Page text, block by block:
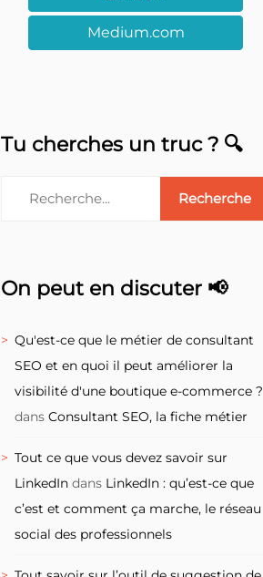
Medium.com
Tu cherches un truc ? 🔍
On peut en discuter 📢
Qu'est-ce que le métier de consultant
SEO et en quoi il peut améliorer la
visibilité d'une boutique e-commerce ?
dansConsultant SEO, la fiche métier
Tout ce que vous devez savoir sur
LinkedIn dans LinkedIn : qu’est-ce que
c’est et comment ça marche, le réseau
social des professionnels